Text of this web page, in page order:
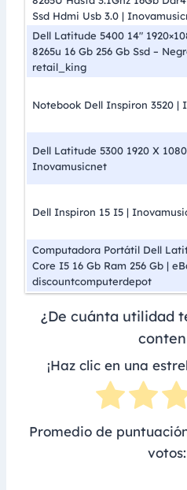
Ssd Hdmi Usb 3.0 |
Dell Latitude 5400 14″
8265u 16 Gb 256 Gb Ssd –
retail_king
Notebook Dell Inspiron 3520 |
Dell Latitude 5300 1920 X
Inovamusicnet
Dell Inspiron 15 I5 |
Computadora Portátil Dell
Core I5 16 Gb Ram 256 Gb |
discountcomputerdepot
¿De cuánta utilidad
¡Haz clic en una
Promedio de
votos: